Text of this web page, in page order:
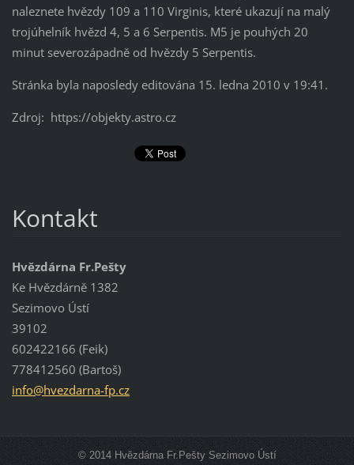
naleznete hvězdy 109 a 110 Virginis, které ukazují na malý
trojúhelník hvězd 4, 5 a 6 Serpentis. M5 je pouhých 20
minut severozápadně od hvězdy 5 Serpentis.
Stránka byla naposledy editována 15. ledna 2010 v 19:41.
Zdroj: https://objekty.astro.cz
Kontakt
Hvězdárna Fr.Pešty
Ke Hvězdárně 1382
Sezimovo Ústí
39102
602422166 (Feik)
778412560 (Bartoš)
info@hvezdarna-fp.cz
© 2014 Hvězdárna Fr.Pešty Sezimovo Ústí